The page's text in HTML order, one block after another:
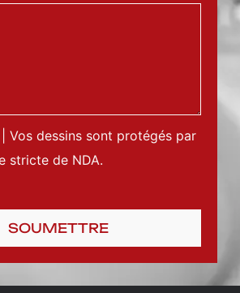
Vos dessins sont protégés par
stricte de NDA.
SOUMETTRE